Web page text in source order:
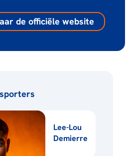
de officiële website
Lee-Lou
Demierre